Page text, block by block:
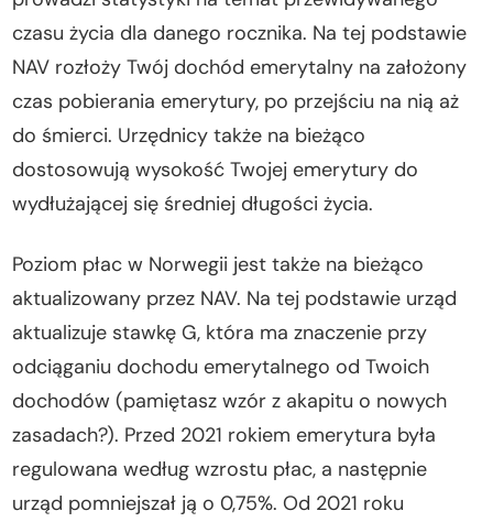
czasu życia dla danego rocznika. Na tej podstawie
NAV rozłoży Twój dochód emerytalny na założony
czas pobierania emerytury, po przejściu na nią aż
do śmierci. Urzędnicy także na bieżąco
dostosowują wysokość Twojej emerytury do
wydłużającej się średniej długości życia.
Poziom płac w Norwegii jest także na bieżąco
aktualizowany przez NAV. Na tej podstawie urząd
aktualizuje stawkę G, która ma znaczenie przy
odciąganiu dochodu emerytalnego od Twoich
dochodów (pamiętasz wzór z akapitu o nowych
zasadach?). Przed 2021 rokiem emerytura była
regulowana według wzrostu płac, a następnie
urząd pomniejszał ją o 0,75%. Od 2021 roku